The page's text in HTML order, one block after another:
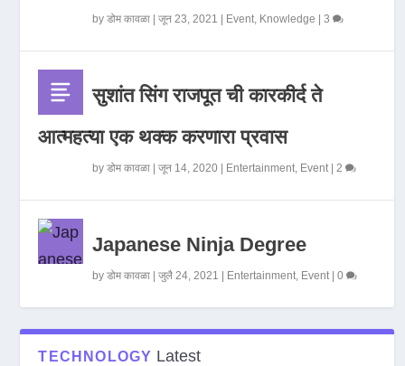
byडोम कावळा |जून 23, 2021 Event, Knowledge |3
सुशांत सिंग राजपूत ची कारकीर्द ते
आत्महत्या एक थक्क करणारा प्रवास
byडोम कावळा |जून 14, 2020 Entertainment, Event|2
Japanese Ninja Degree
byडोम कावळा |जुलै 24, 2021 Entertainment, Event|0
TECHNOLOGY Latest